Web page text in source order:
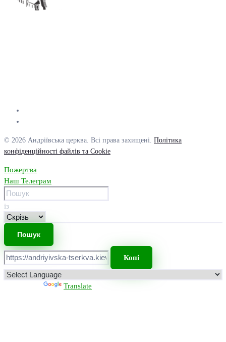
© 2026 Андріївська церква. Всі права захищені. Політика
конфіденційності файлів та Cookie
Пожертва
Наш Телеграм
із
Копі
Translate